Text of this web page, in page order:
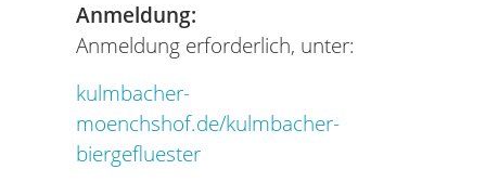
Anmeldung:
Anmeldung erforderlich, unter:
kulmbacher-
moenchshof.de/kulmbacher-
biergefluester